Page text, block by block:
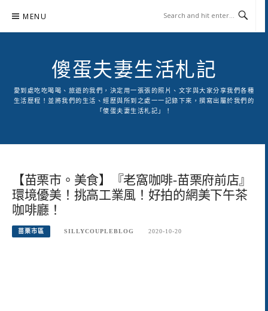
content
MENU
傻蛋夫妻生活札記
愛到處吃吃喝喝、旅遊的我們，決定用一張張的照片、文字與大家分享我們各種
生活歷程！並將我們的生活、經歷與所到之處一一記錄下來，撰寫出屬於我們的
「傻蛋夫妻生活札記」！
【苗栗市。美食】『老窩咖啡-苗栗府前店』
環境優美！挑高工業風！好拍的網美下午茶
咖啡廳！
苗栗市區 SILLYCOUPLEBLOG 2020-10-20